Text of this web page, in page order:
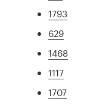
1793
629
1468
1117
1707